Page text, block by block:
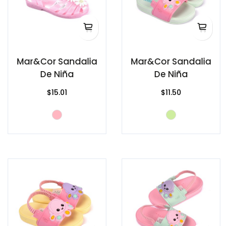
Mar&Cor Sandalia
De Niña
$15.01
Mar&Cor Sandalia
De Niña
$11.50